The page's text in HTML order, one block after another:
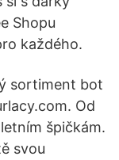
Shopu
každého.
sortiment bot
Od
špičkám.
svou